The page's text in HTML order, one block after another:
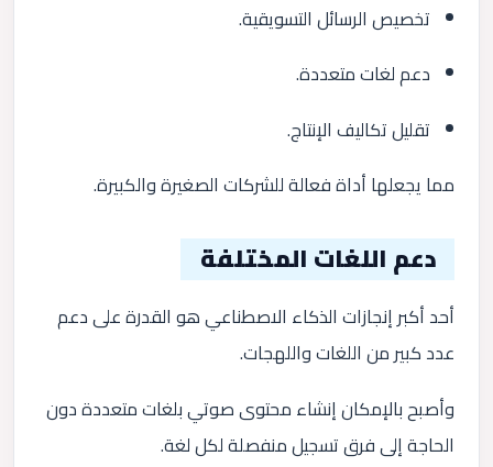
تخصيص الرسائل التسويقية.
دعم لغات متعددة.
تقليل تكاليف الإنتاج.
مما يجعلها أداة فعالة للشركات الصغيرة والكبيرة.
دعم اللغات المختلفة
أحد أكبر إنجازات الذكاء الاصطناعي هو القدرة على دعم
عدد كبير من اللغات واللهجات.
وأصبح بالإمكان إنشاء محتوى صوتي بلغات متعددة دون
الحاجة إلى فرق تسجيل منفصلة لكل لغة.